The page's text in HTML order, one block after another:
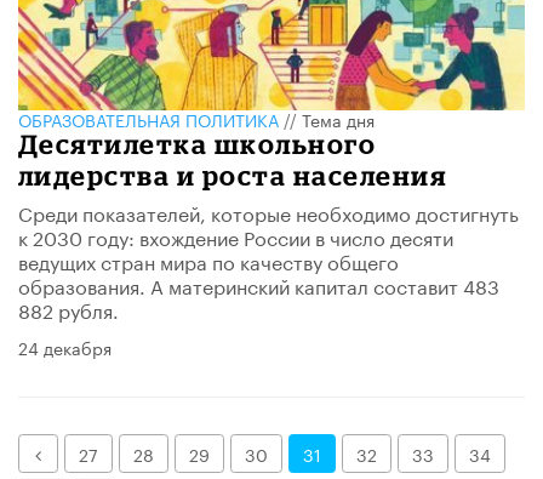
ОБРАЗОВАТЕЛЬНАЯ ПОЛИТИКА//Тема дня
Десятилетка школьного
лидерства и роста населения
Среди показателей, которые необходимо достигнуть
к 2030 году: вхождение России в число десяти
ведущих стран мира по качеству общего
образования. А материнский капитал составит 483
882 рубля.
24 декабря
Назад27 28 29 30 31 32 33
34